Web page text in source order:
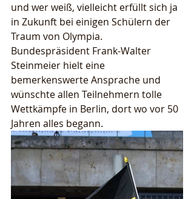
und wer weiß, vielleicht erfüllt sich ja
in Zukunft bei einigen Schülern der
Traum von Olympia.
Bundespräsident Frank-Walter
Steinmeier hielt eine
bemerkenswerte Ansprache und
wünschte allen Teilnehmern tolle
Wettkämpfe in Berlin, dort wo vor 50
Jahren alles begann.